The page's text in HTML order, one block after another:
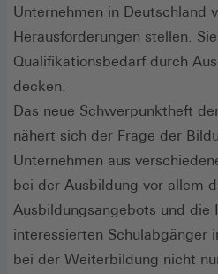
Unternehmen in Deutschland
Herausforderungen stellen.
Qualifikationsbedarf durch
decken.
Das neue Schwerpunktheft
nähert sich der Frage der
Unternehmen aus
bei der Ausbildung vor allem
Ausbildungsangebots und die
interessierten Schulabgänger
bei der Weiterbildung nicht